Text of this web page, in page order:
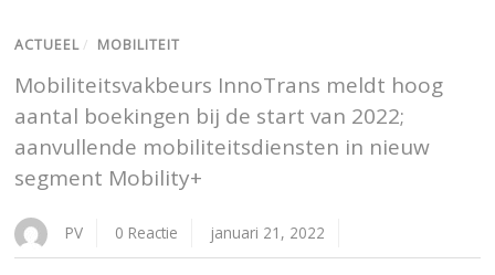
ACTUEEL / MOBILITEIT
Mobiliteitsvakbeurs InnoTrans meldt hoog
aantal boekingen bij de start van 2022;
aanvullende mobiliteitsdiensten in nieuw
segment Mobility+
PV 0 Reactie januari 21, 2022